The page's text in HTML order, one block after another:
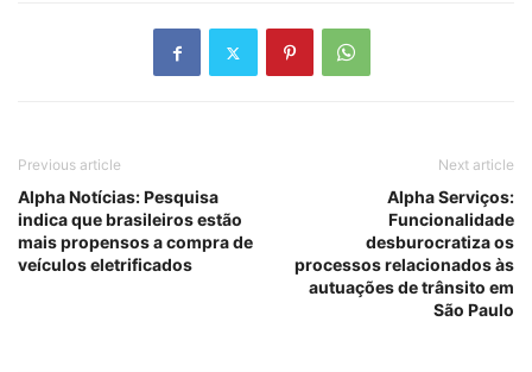
Previous article
Alpha Notícias: Pesquisa
indica que brasileiros estão
mais propensos a compra de
veículos eletrificados
Next article
Alpha Serviços:
Funcionalidade
desburocratiza os
processos relacionados às
autuações de trânsito em
São Paulo